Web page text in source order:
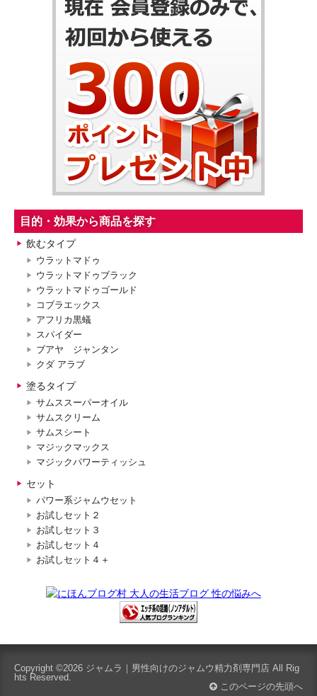
目的・効果から商品を探す
飲むタイプ
ウラットマドゥ
ウラットマドゥブラック
ウラットマドゥゴールド
コブラエックス
アフリカ黒蟻
スパイダー
ブアヤ ジャンタン
クダ アラブ
塗るタイプ
サムススーパーオイル
サムスクリーム
サムスシート
マジックマックス
マジックパワーティッシュ
セット
パワー系ジャムウセット
お試しセット２
お試しセット３
お試しセット４
お試しセット４＋
Copyright ©2026 ジャムラ｜男性向けのジャムウ精力剤専門店 All Rig
hts Reserved.
このページの先頭へ